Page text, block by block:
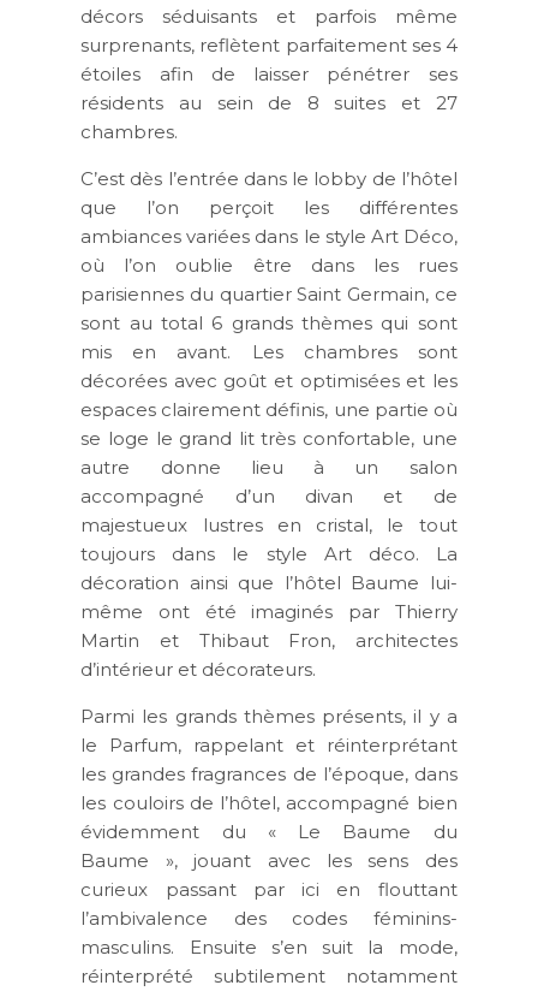
décors séduisants et parfois même
surprenants, reflètent parfaitement ses 4
étoiles afin de laisser pénétrer ses
résidents au sein de 8 suites et 27
chambres.
C’est dès l’entrée dans le lobby de l’hôtel
que l’on perçoit les différentes
ambiances variées dans le style Art Déco,
où l’on oublie être dans les rues
parisiennes du quartier Saint Germain, ce
sont au total 6 grands thèmes qui sont
mis en avant. Les chambres sont
décorées avec goût et optimisées et les
espaces clairement définis, une partie où
se loge le grand lit très confortable, une
autre donne lieu à un salon
accompagné d’un divan et de
majestueux lustres en cristal, le tout
toujours dans le style Art déco. La
décoration ainsi que l’hôtel Baume lui-
même ont été imaginés par Thierry
Martin et Thibaut Fron, architectes
d’intérieur et décorateurs.
Parmi les grands thèmes présents, il y a
le Parfum, rappelant et réinterprétant
les grandes fragrances de l’époque, dans
les couloirs de l’hôtel, accompagné bien
évidemment du « Le Baume du
Baume », jouant avec les sens des
curieux passant par ici en flouttant
l’ambivalence des codes féminins-
masculins. Ensuite s’en suit la mode,
réinterprété subtilement notamment